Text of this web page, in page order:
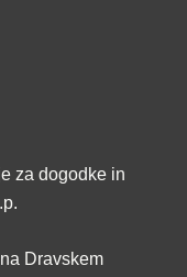
za dogodke in
Dravskem